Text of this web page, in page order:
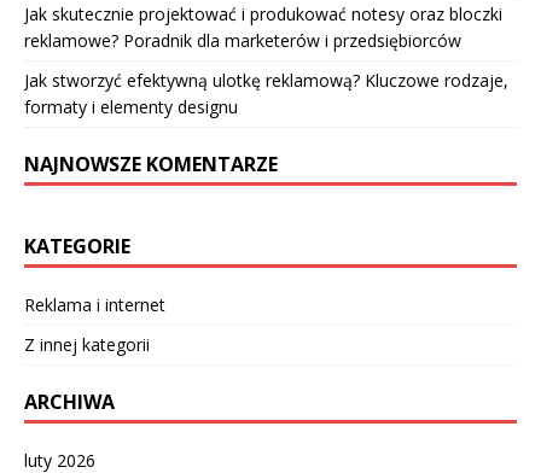
Jak skutecznie projektować i produkować notesy oraz bloczki
reklamowe? Poradnik dla marketerów i przedsiębiorców
Jak stworzyć efektywną ulotkę reklamową? Kluczowe rodzaje,
formaty i elementy designu
NAJNOWSZE KOMENTARZE
KATEGORIE
Reklama i internet
Z innej kategorii
ARCHIWA
luty 2026